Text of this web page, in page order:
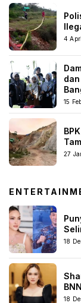
4
15
27
18
18